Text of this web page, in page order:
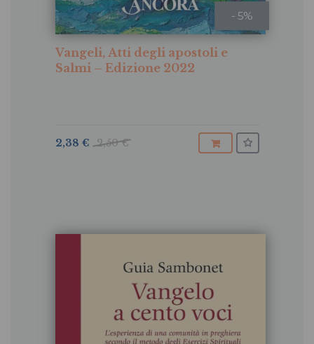
- 5%
Vangeli, Atti degli apostoli e
Salmi – Edizione 2022
2,50 €
2,38 €